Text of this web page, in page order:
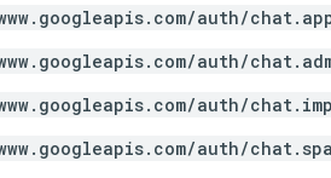
auth/
auth/
auth/
auth/